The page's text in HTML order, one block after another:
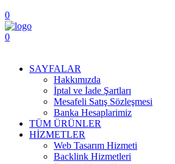
0
0
SAYFALAR
Hakkımızda
İptal ve İade Şartları
Mesafeli Satış Sözleşmesi
Banka Hesaplarimiz
TÜM ÜRÜNLER
HİZMETLER
Web Tasarım Hizmeti
Backlink Hizmetleri